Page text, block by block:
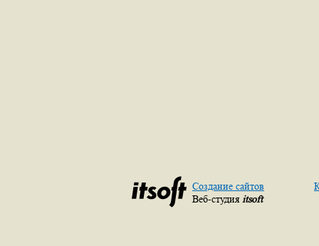
Создание сайтов
Веб-студия itsoft